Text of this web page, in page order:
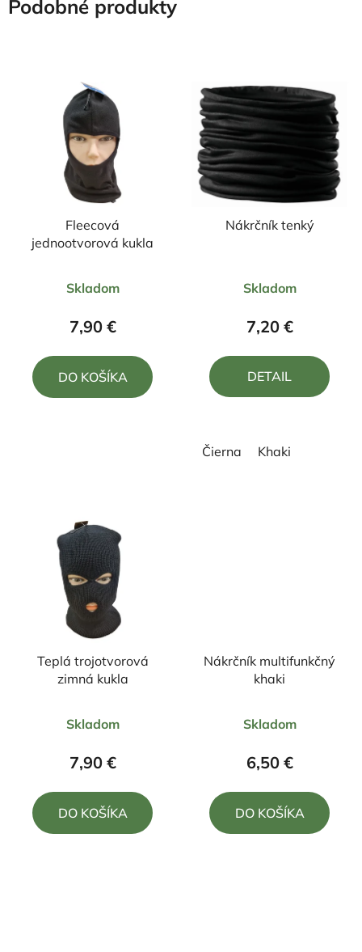
Podobné produkty
Fleecová
jednootvorová kukla
Skladom
7,90 €
DO KOŠÍKA
Nákrčník tenký
hodnotenie
produktu
z
Skladom
7,20 €
DETAIL
Čierna Khaki
Teplá trojotvorová
zimná kukla
Skladom
7,90 €
DO KOŠÍKA
Nákrčník multifunkčný
khaki
Skladom
6,50 €
DO KOŠÍKA